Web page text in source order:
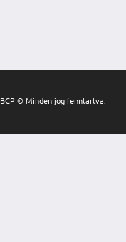
BCP © Minden jog fenntartva.